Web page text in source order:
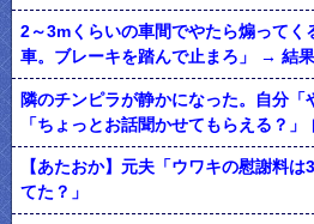
2～3mくらいの車間でやたら煽ってく
車。ブレーキを踏んで止まろ」 → 結
隣のチンピラが静かになった。自分
「ちょっとお話聞かせてもらえる？」
【あたおか】元夫「ウワキの慰謝料
てた？」